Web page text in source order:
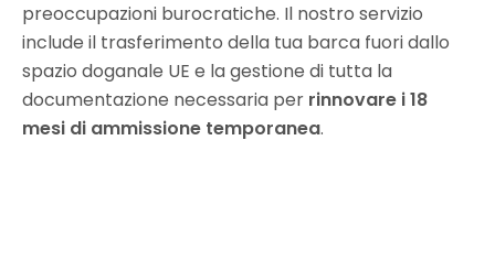
preoccupazioni burocratiche. Il nostro servizio
include il trasferimento della tua barca fuori dallo
spazio doganale UE e la gestione di tutta la
documentazione necessaria per rinnovare i 18
mesi di ammissione temporanea.